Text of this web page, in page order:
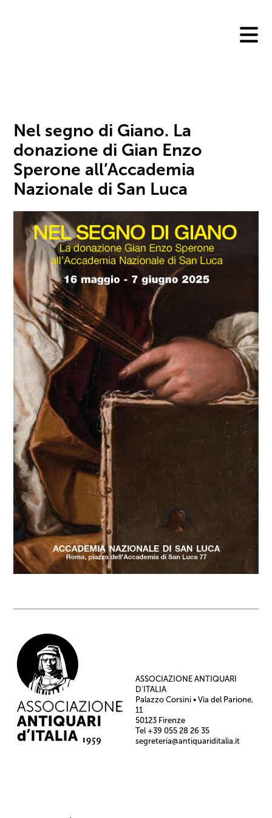
Nel segno di Giano. La
donazione di Gian Enzo
Sperone all’Accademia
Nazionale di San Luca
ASSOCIAZIONE ANTIQUARI
D’ITALIA
Palazzo Corsini • Via del Parione,
11
50123 Firenze
Tel +39 055 28 26 35
segreteria@antiquariditalia.it